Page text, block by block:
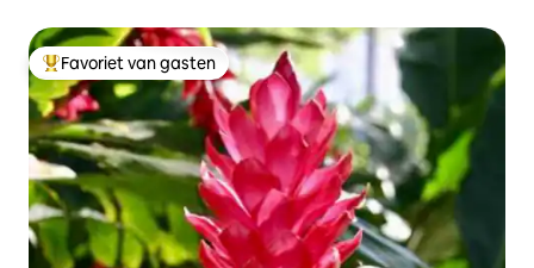
Topfavoriet van gasten
Favoriet van gasten